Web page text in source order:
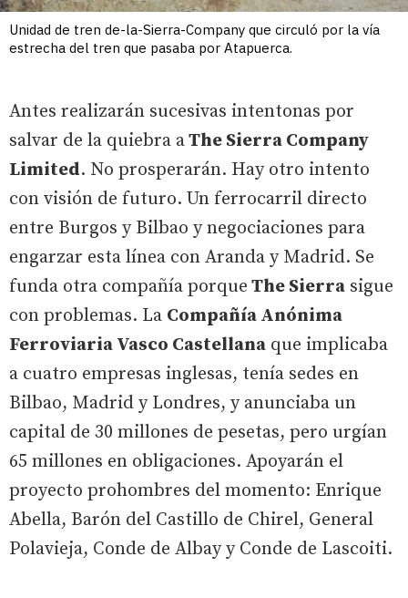
Unidad de tren de-la-Sierra-Company que circuló por la vía
estrecha del tren que pasaba por Atapuerca.
Antes realizarán sucesivas intentonas por
salvar de la quiebra aThe Sierra Company
Limited. No prosperarán. Hay otro intento
con visión de futuro. Un ferrocarril directo
entre Burgos y Bilbao y negociaciones para
engarzar esta línea con Aranda y Madrid. Se
funda otra compañía porque The Sierra sigue
con problemas. La Compañía Anónima
Ferroviaria Vasco Castellana que implicaba
a cuatro empresas inglesas, tenía sedes en
Bilbao, Madrid y Londres, y anunciaba un
capital de 30 millones de pesetas, pero urgían
65 millones en obligaciones. Apoyarán el
proyecto prohombres del momento: Enrique
Abella, Barón del Castillo de Chirel, General
Polavieja, Conde de Albay y Conde de Lascoiti.